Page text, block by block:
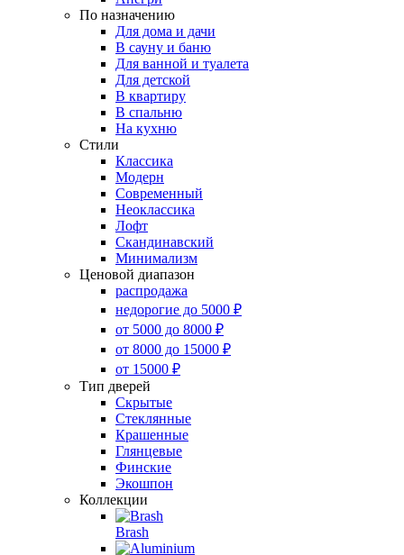
По назначению
Для дома и дачи
В сауну и баню
Для ванной и туалета
Для детской
В квартиру
В спальню
На кухню
Стили
Классика
Модерн
Современный
Неоклассика
Лофт
Скандинавский
Минимализм
Ценовой диапазон
распродажа
недорогие до 5000 ₽
от 5000 до 8000 ₽
от 8000 до 15000 ₽
от 15000 ₽
Тип дверей
Скрытые
Стеклянные
Крашенные
Глянцевые
Финские
Экошпон
Коллекции
Brash